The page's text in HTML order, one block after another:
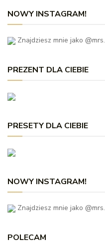
NOWY INSTAGRAM!
Znajdziesz mnie jako
PREZENT DLA CIEBIE
PRESETY DLA CIEBIE
NOWY INSTAGRAM!
Znajdziesz mnie jako
POLECAM